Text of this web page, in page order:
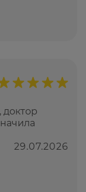
29.07.2026